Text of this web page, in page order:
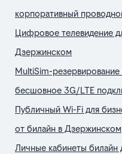
корпоративный
Цифровое телевидение
Дзержинском
MultiSim-резервирование
бесшовное 3G/LTE
Публичный Wi-Fi для
от билайн в Дзержинском
Личные кабинеты